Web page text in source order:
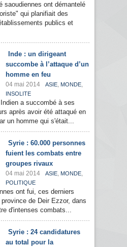
saoudiennes ont démantelé
qui planifiait des
publics et
Inde : un dirigeant
succombe à l’attaque d’un
homme en feu
04 mai 2014 ASIE, MONDE,
INSOLITE
a succombé à ses
après avoir été attaqué en
un homme qui s'était...
Syrie : 60.000 personnes
fuient les combats entre
groupes rivaux
04 mai 2014 ASIE, MONDE,
POLITIQUE
ont fui, ces derniers
de Deir Ezzor, dans
d'intenses combats...
Syrie : 24 candidatures
au total pour la